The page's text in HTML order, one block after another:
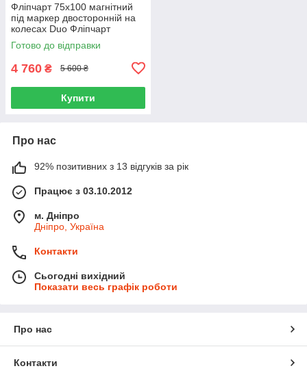
Фліпчарт 75х100 магнітний
під маркер двосторонній на
колесах Duo Фліпчарт
маркерний односторонній
Готово до відправки
4 760 ₴ 5 600 ₴
Купити
Про нас
92% позитивних з 13 відгуків за рік
Працює з 03.10.2012
м. Дніпро
Дніпро, Україна
Контакти
Сьогодні вихідний
Показати весь графік роботи
Про нас
Контакти